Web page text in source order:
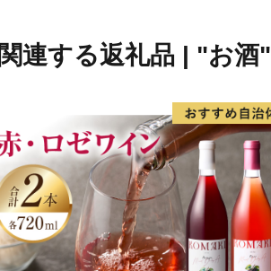
関連する返礼品 | "お酒"